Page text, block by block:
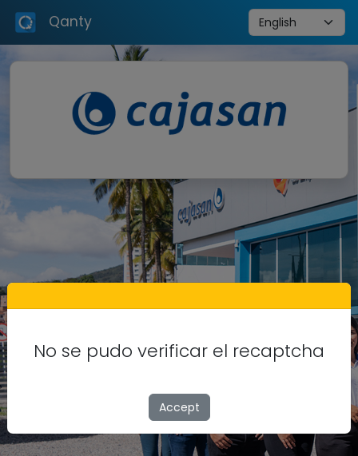
Qanty
No se pudo verificar el recaptcha
Accept